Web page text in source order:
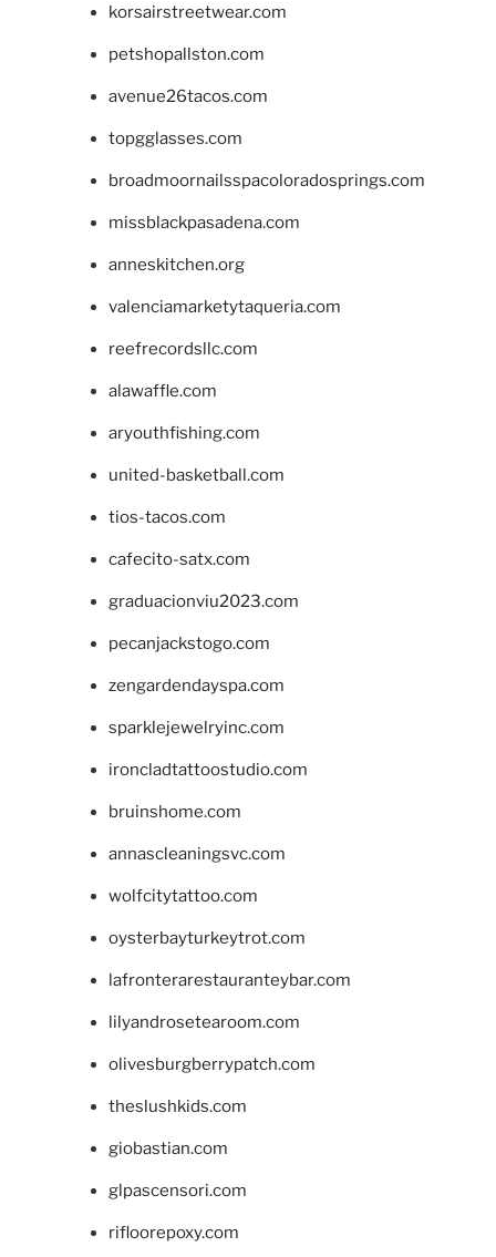
korsairstreetwear.com
petshopallston.com
avenue26tacos.com
topgglasses.com
broadmoornailsspacoloradosprings.com
missblackpasadena.com
anneskitchen.org
valenciamarketytaqueria.com
reefrecordsllc.com
alawaffle.com
aryouthfishing.com
united-basketball.com
tios-tacos.com
cafecito-satx.com
graduacionviu2023.com
pecanjackstogo.com
zengardendayspa.com
sparklejewelryinc.com
ironcladtattoostudio.com
bruinshome.com
annascleaningsvc.com
wolfcitytattoo.com
oysterbayturkeytrot.com
lafronterarestauranteybar.com
lilyandrosetearoom.com
olivesburgberrypatch.com
theslushkids.com
giobastian.com
glpascensori.com
rifloorepoxy.com